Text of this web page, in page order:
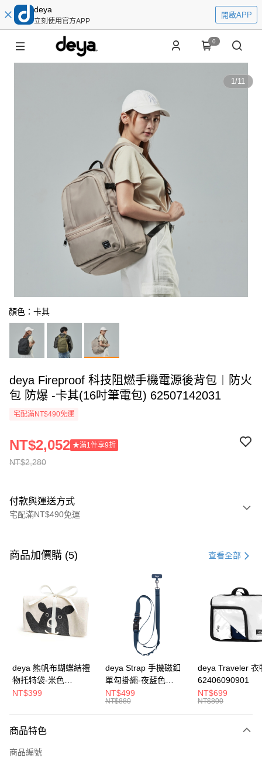
deya
立刻使用官方APP
開啟APP
0
1/11
顏色：卡其
deya Fireproof 科技阻燃手機電源後背包︱防火
包 防爆 -卡其(16吋筆電包) 62507142031
宅配滿NT$490免運
NT$2,280
NT$2,052 ★滿1件享9折
付款與運送方式
宅配滿NT$490免運
信用卡一次付款
3 期 0 利率 每期 21家銀行
合作金庫商業銀行
第一商業銀行
華南商業銀行
彰化商業銀行
上海商業儲蓄銀行
台北富邦商業銀行
兆豐國際商業銀行
臺灣中小企業銀行
台中商業銀行
匯豐（台灣）商業銀行
華泰商業銀行
聯邦商業銀行
遠東國際商業銀行
元大商業銀行
台灣樂天信用卡公司
LINE Pay
悠遊付
AFTEE先享後付
【關於「AFTEE先享後付」】
商品加價購 (5) 查看全部
deya 熊帆布蝴蝶結禮
物托特袋-米色
22020409
NT$399
deya Strap 手機磁釦
單勾掛繩-夜藍色
62611105501
NT$499
NT$880
deya Traveler 衣
62406090901
NT$699
NT$800
商品特色
商品編號